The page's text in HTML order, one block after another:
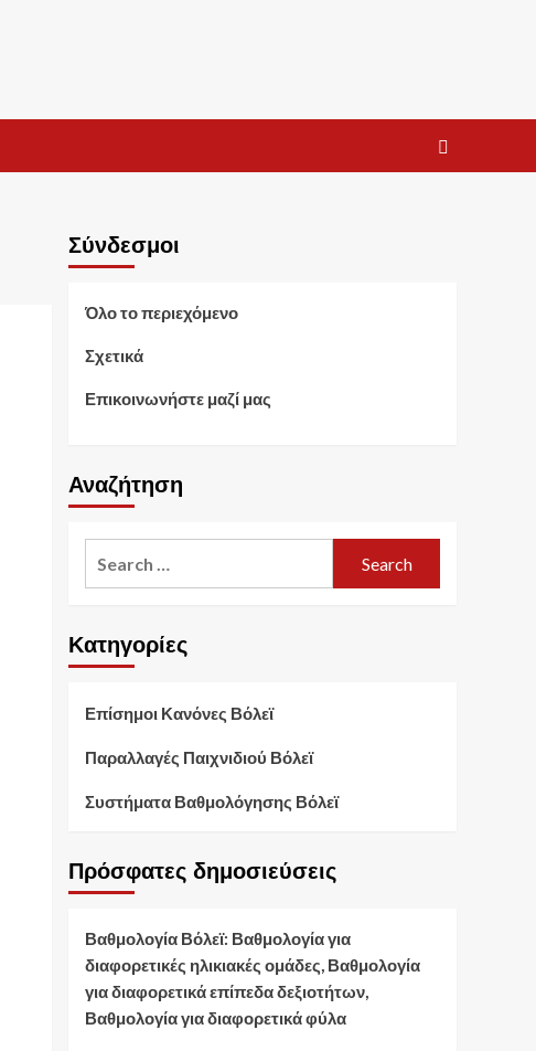
Σύνδεσμοι
Όλο το περιεχόμενο
Σχετικά
Επικοινωνήστε μαζί μας
Αναζήτηση
Κατηγορίες
Επίσημοι Κανόνες Βόλεϊ
Παραλλαγές Παιχνιδιού Βόλεϊ
Συστήματα Βαθμολόγησης Βόλεϊ
Πρόσφατες δημοσιεύσεις
Βαθμολογία Βόλεϊ: Βαθμολογία για
διαφορετικές ηλικιακές ομάδες, Βαθμολογία
για διαφορετικά επίπεδα δεξιοτήτων,
Βαθμολογία για διαφορετικά φύλα